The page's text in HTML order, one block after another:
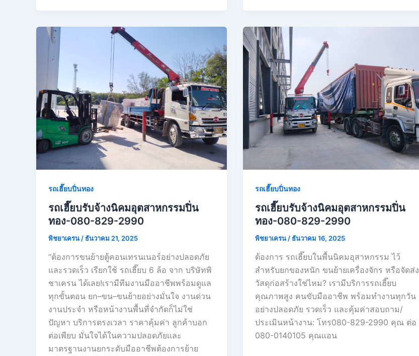
รถเฮี๊ยบปิ่นทอง
รถเฮี๊ยบรับจ้างนิคมอุตสาหกรรมปิ่น
ทอง-080-829-2990
พิชยาเครน / ธันวาคม 21, 2025
“ต้องการขนย้ายตู้คอนเทรนเนอร์อย่างปลอดภัย
และรวดเร็ว เรียกใช้ รถเฮี๊ยบ 6 ล้อ จาก บริษัทพิ
ชาเครน ได้เลย!เรามีทีมงานมืออาชีพพร้อมดูแล
ทุกขั้นตอน ยก–ขน–ขนย้ายอย่างมั่นใจ งานด่วน
งานประจำ หรือหน้างานพื้นที่จำกัดก็ไม่ใช่
ปัญหา บริการตรงเวลา ราคาคุ้มค่า ลูกค้าบอก
ต่อเพียบ มั่นใจได้ในความปลอดภัยและ
มาตรฐานงานยกระดับมืออาชีพต้องการย้าย
รถเฮี๊ยบปิ่นทอง
รถเฮี๊ยบรับจ้างนิคมอุตสาหกรรมปิ่น
ทอง-080-829-2990
พิชยาเครน / ธันวาคม 16, 2025
ต้องการ รถเฮี๊ยบในพื้นนิคมอุสาหกรรม ไว้
สำหรับยกของหนัก ขนย้ายเครื่องจักร หรือจัดส่ง
วัสดุก่อสร้างใช่ไหม? เรามีบริการรถเฮี๊ยบ
คุณภาพสูง คนขับมืออาชีพ พร้อมทำงานทุกวัน
อย่างปลอดภัย รวดเร็ว และคุ้มค่าสอบถาม/
ประเมินหน้างาน: โทร080-829-2990 คุณ ต่อ
080-0140105 คุณเเอน